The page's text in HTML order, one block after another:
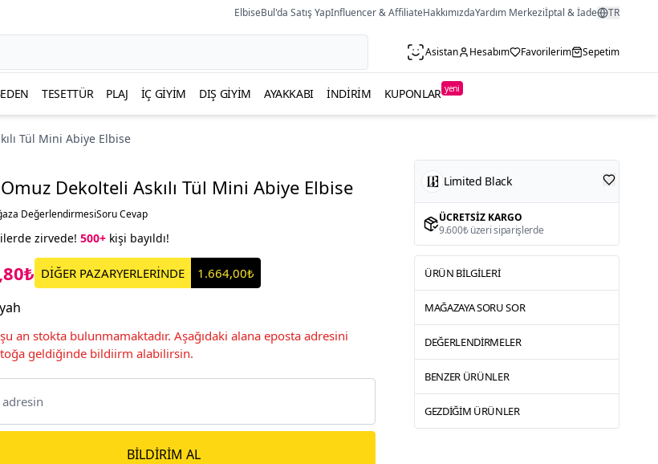
ElbiseBul'da Satış YapInfluencer & AffiliateHakkımızdaYardım Merkeziİptal & İade TR
Asistan Hesabım Favorilerim Sepetim
TESETTÜR PLAJ İÇ GIYIM DIŞ GIYIM AYAKKABI İNDIRIM KUPONLAR yeni
Tül Mini Abiye Elbise
Dekolteli Askılı Tül Mini Abiye Elbise
DeğerlendirmesiSoru Cevap
zirvede! 500+ kişi bayıldı!
DİĞER PAZARYERLERİNDE 1.664,00₺
an stokta bulunmamaktadır. Aşağıdaki alana eposta adresini
geldiğinde bildiirm alabilirsin.
BILDIRIM AL
Limited Black
ÜCRETSIZ KARGO
9.600₺ üzeri siparişlerde
ÜRÜN BILGILERI
MAĞAZAYA SORU SOR
DEĞERLENDIRMELER
BENZER ÜRÜNLER
GEZDIĞIM ÜRÜNLER